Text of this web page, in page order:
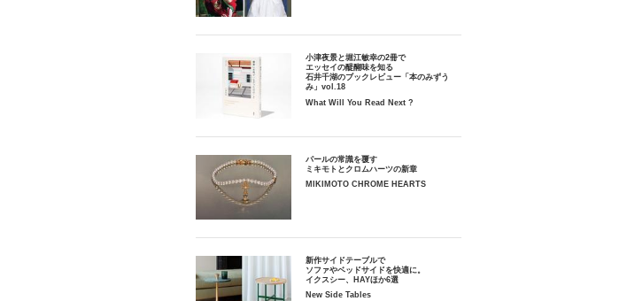
小津夜景と堀江敏幸の2冊で
エッセイの醍醐味を知る
石井千湖のブックレビュー「本のみずう
み」vol.18
What Will You Read Next ?
パールの常識を覆す
ミキモトとクロムハーツの新章
MIKIMOTO CHROME HEARTS
新作サイドテーブルで
ソファやベッドサイドを快適に。
イクスシー、HAYほか6選
New Side Tables